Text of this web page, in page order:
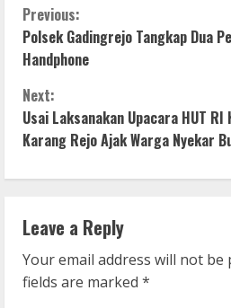
C
o
n
t
i
n
u
e
Previous:
Polsek Gadingrejo Tangkap Dua
Handphone
Next:
Usai Laksanakan Upacara HUT RI
Karang Rejo Ajak Warga Nyekar
Leave a Reply
Your email address will not be
fields are marked *